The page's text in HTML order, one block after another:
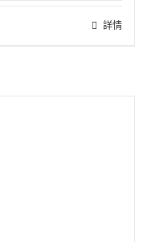
。
NT$59,500。 詳情